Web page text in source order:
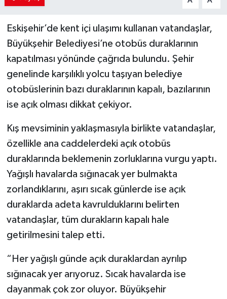
Eskişehir’de kent içi ulaşımı kullanan vatandaşlar,
Büyükşehir Belediyesi’ne otobüs duraklarının
kapatılması yönünde çağrıda bulundu. Şehir
genelinde karşılıklı yolcu taşıyan belediye
otobüslerinin bazı duraklarının kapalı, bazılarının
ise açık olması dikkat çekiyor.
Kış mevsiminin yaklaşmasıyla birlikte vatandaşlar,
özellikle ana caddelerdeki açık otobüs
duraklarında beklemenin zorluklarına vurgu yaptı.
Yağışlı havalarda sığınacak yer bulmakta
zorlandıklarını, aşırı sıcak günlerde ise açık
duraklarda adeta kavrulduklarını belirten
vatandaşlar, tüm durakların kapalı hale
getirilmesini talep etti.
“Her yağışlı günde açık duraklardan ayrılıp
sığınacak yer arıyoruz. Sıcak havalarda ise
dayanmak çok zor oluyor. Büyükşehir